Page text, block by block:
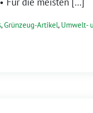
,Grünzeug-Artikel, Umwelt-